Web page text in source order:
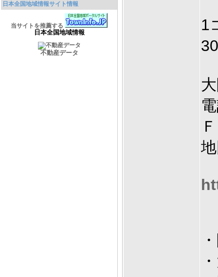
日本全国地域情報サイト情報
当サイトを推薦する
日本全国地域情報
不動産データ
1